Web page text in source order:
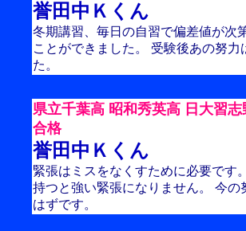
誉田中Ｋくん
冬期講習、毎日の自習で偏差値が次
ことができました。 受験後あの努
た。
県立千葉高 昭和秀英高 日大習
合格
誉田中Ｋくん
緊張はミスをなくすために必要です
持つと強い緊張になりません。 今
はずです。